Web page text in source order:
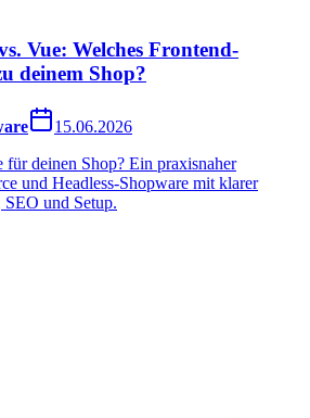
Vue: Welches Frontend-
deinem Shop?
15.06.2026
für deinen Shop? Ein praxisnaher
und Headless-Shopware mit klarer
und Setup.